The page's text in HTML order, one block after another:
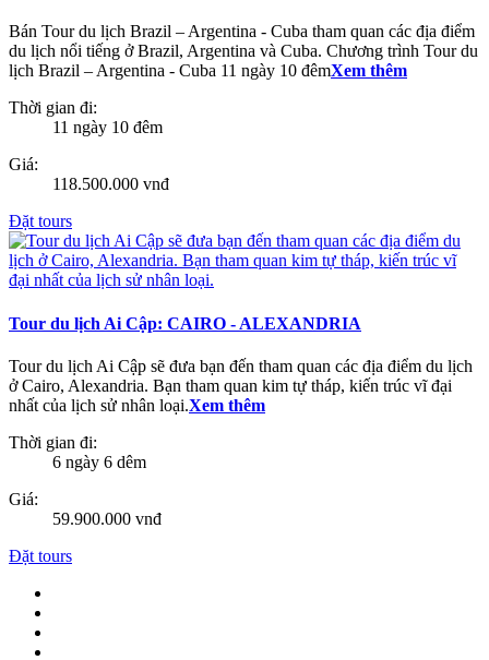
Bán Tour du lịch Brazil – Argentina - Cuba tham quan các địa điểm
du lịch nổi tiếng ở Brazil, Argentina và Cuba. Chương trình Tour du
lịch Brazil – Argentina - Cuba 11 ngày 10 đêmXem thêm
Thời gian đi:
11 ngày 10 đêm
Giá:
118.500.000 vnđ
Đặt tours
Tour du lịch Ai Cập: CAIRO - ALEXANDRIA
Tour du lịch Ai Cập sẽ đưa bạn đến tham quan các địa điểm du lịch
ở Cairo, Alexandria. Bạn tham quan kim tự tháp, kiến trúc vĩ đại
nhất của lịch sử nhân loại.Xem thêm
Thời gian đi:
6 ngày 6 dêm
Giá:
59.900.000 vnđ
Đặt tours